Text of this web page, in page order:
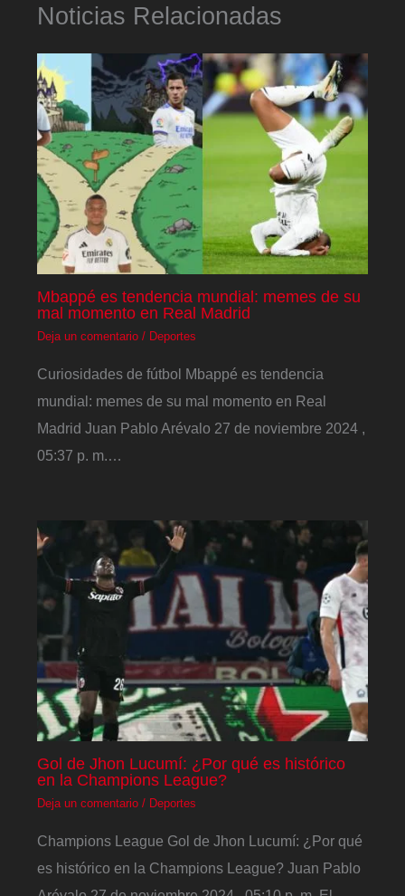
Noticias Relacionadas
Mbappé es tendencia mundial: memes de su
mal momento en Real Madrid
Deja un comentario / Deportes
Curiosidades de fútbol Mbappé es tendencia
mundial: memes de su mal momento en Real
Madrid Juan Pablo Arévalo 27 de noviembre 2024 ,
05:37 p. m.…
Gol de Jhon Lucumí: ¿Por qué es histórico
en la Champions League?
Deja un comentario / Deportes
Champions League Gol de Jhon Lucumí: ¿Por qué
es histórico en la Champions League? Juan Pablo